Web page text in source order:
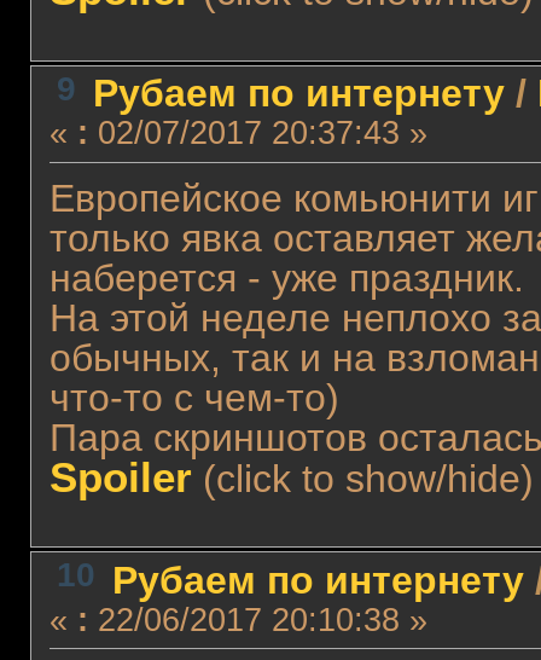
9 Рубаем по интернету/
« : 02/07/2017 20:37:43 »
Европейское комьюнити
только явка оставляет
наберется - уже праздник.
На этой неделе неплохо
обычных, так и на
что-то с чем-то)
Пара скриншотов
Spoiler (click to show/hide)
10 Рубаем по интернету
« : 22/06/2017 20:10:38 »